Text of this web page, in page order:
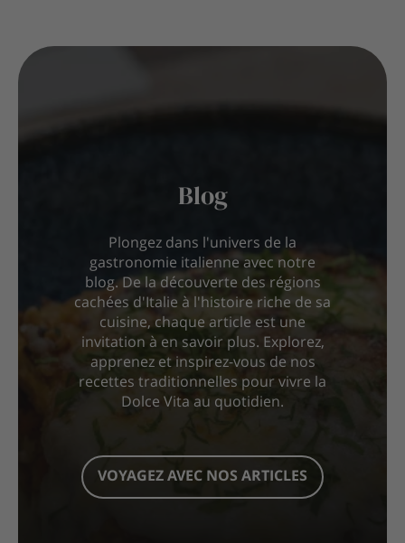
Blog
Plongez dans l'univers de la
gastronomie italienne avec notre
blog. De la découverte des régions
cachées d'Italie à l'histoire riche de sa
cuisine, chaque article est une
invitation à en savoir plus. Explorez,
apprenez et inspirez-vous de nos
recettes traditionnelles pour vivre la
Dolce Vita au quotidien.
VOYAGEZ AVEC NOS ARTICLES